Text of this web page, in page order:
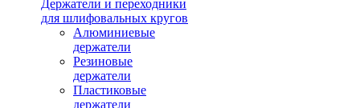
Держатели и переходники
для шлифовальных кругов
Алюминиевые
держатели
Резиновые
держатели
Пластиковые
держатели